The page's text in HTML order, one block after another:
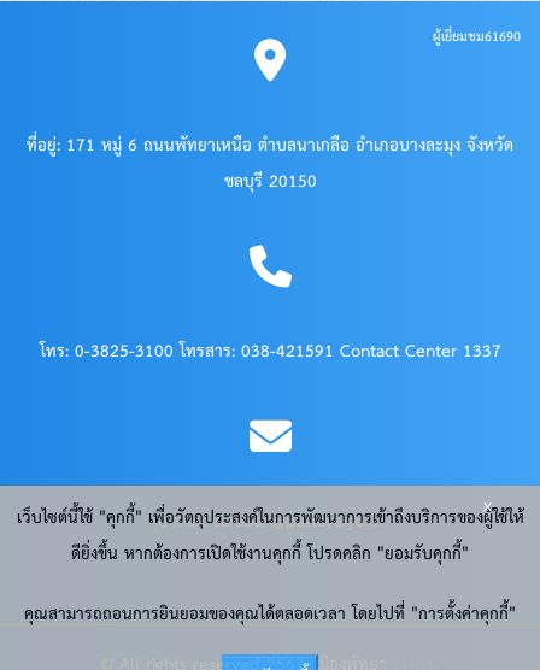
ผู้เยี่ยมชม61690
ที่อยู่: 171 หมู่ 6 ถนนพัทยาเหนือ ตำบลนาเกลือ อำเภอบางละมุง จังหวัด
ชลบุรี 20150
โทร: 0-3825-3100 โทรสาร: 038-421591 Contact Center 1337
e-Mail: saraban@pattaya.go.th
© All rights reserved 2567. เมืองพัทยา
เว็บไซต์นี้ใช้ "คุกกี้" เพื่อวัตถุประสงค์ในการพัฒนาการเข้าถึงบริการของผู้ใช้ให้
ดียิ่งขึ้น หากต้องการเปิดใช้งานคุกกี้ โปรดคลิก "ยอมรับคุกกี้"
คุณสามารถถอนการยินยอมของคุณได้ตลอดเวลา โดยไปที่ "การตั้งค่าคุกกี้"
x